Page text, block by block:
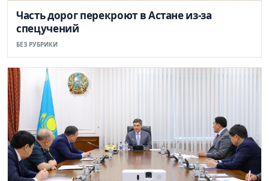
Часть дорог перекроют в Астане из-за
спецучений
БЕЗ РУБРИКИ